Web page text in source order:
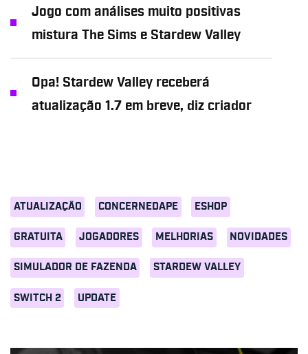
ATUALIZAÇÃO CONCERNEDAPE ESHOP
GRATUITA JOGADORES MELHORIAS NOVIDADES
SIMULADOR DE FAZENDA STARDEW VALLEY
SWITCH 2 UPDATE
Jogo com análises muito positivas
mistura The Sims e Stardew Valley
Opa! Stardew Valley receberá
atualização 1.7 em breve, diz criador